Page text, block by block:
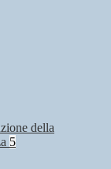
della
5